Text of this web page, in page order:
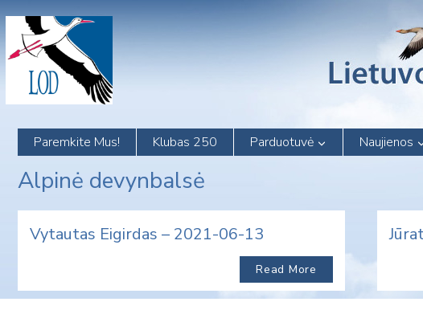
content
Paremkite Mus! Klubas 250 Parduotuvė Naujienos
Alpinė devynbalsė
Vytautas Eigirdas – 2021-06-13
Read More